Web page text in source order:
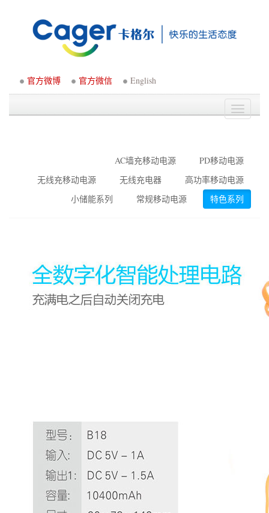
官方微博 官方微信 English
Toggle
AC墙充移动电源
PD移动电源
无线充移动电源
无线充电器
高功率移动电源
小储能系列
常规移动电源 特色系列